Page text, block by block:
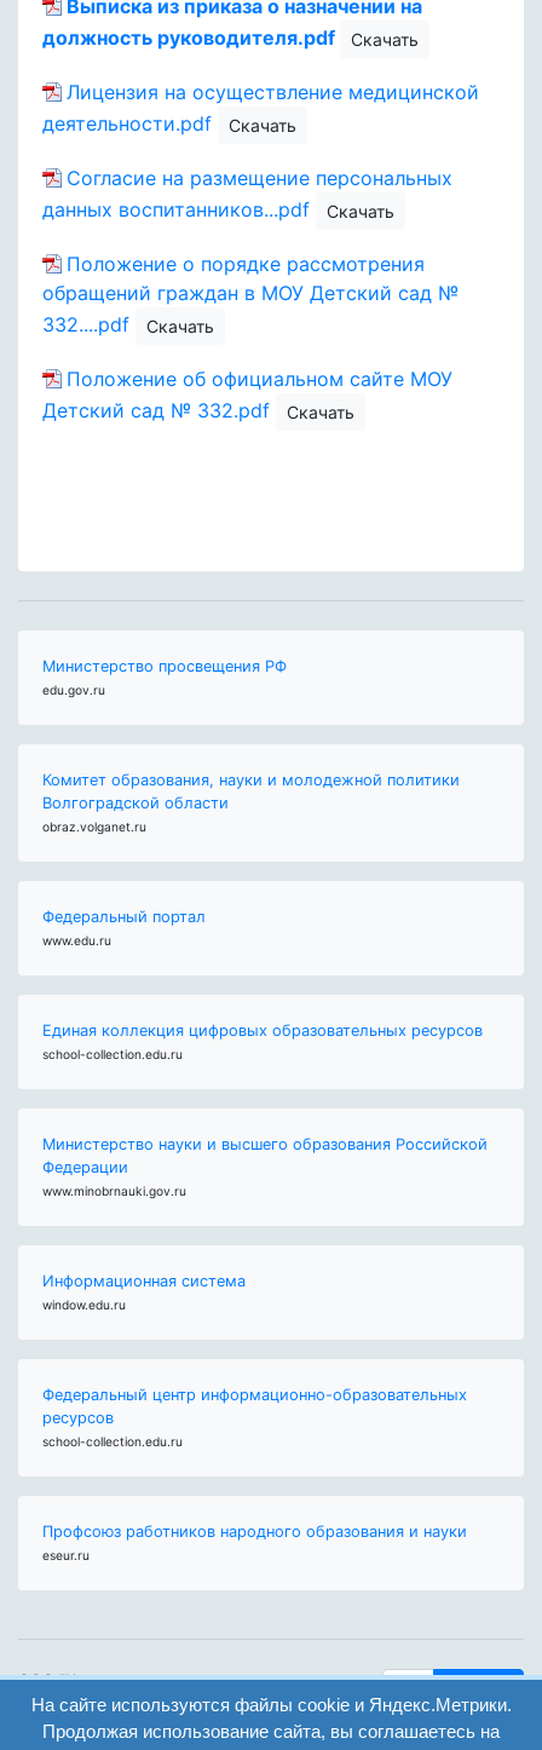
Выписка из приказа о назначении на
должность руководителя.pdf
Скачать
Лицензия на осуществление медицинской
деятельности.pdf
Скачать
Согласие на размещение персональных
данных воспитанников...pdf
Скачать
Положение о порядке рассмотрения
обращений граждан в МОУ Детский сад №
332....pdf
Скачать
Положение об официальном сайте МОУ
Детский сад № 332.pdf
Скачать
Министерство просвещения РФ
edu.gov.ru
Комитет образования, науки и молодежной политики
Волгоградской области
obraz.volganet.ru
Федеральный портал
www.edu.ru
Единая коллекция цифровых образовательных ресурсов
school-collection.edu.ru
Министерство науки и высшего образования Российской
Федерации
www.minobrnauki.gov.ru
Информационная система
window.edu.ru
Федеральный центр информационно-образовательных
ресурсов
school-collection.edu.ru
Профсоюз работников народного образования и науки
eseur.ru
ООО "Центр
образования и
консалтинга"
вход
Версия
На сайте используются файлы cookie и Яндекс.Метрики.
Продолжая использование сайта, вы соглашаетесь на